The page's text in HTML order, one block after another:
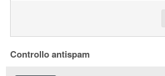
Controllo antispam